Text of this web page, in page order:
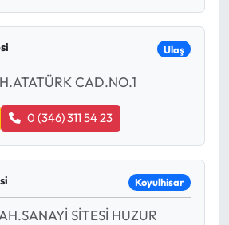
Ulaş
CAD.NO.1
0 (346) 311 54 23
Koyulhisar
SİTESİ HUZUR